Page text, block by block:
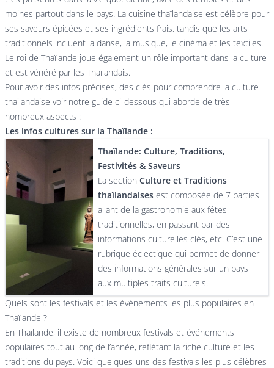
moines partout dans le pays. La cuisine thaïlandaise est célèbre pour
ses saveurs épicées et ses ingrédients frais, tandis que les arts
traditionnels incluent la danse, la musique, le cinéma et les textiles.
Le roi de Thaïlande joue également un rôle important dans la culture
et est vénéré par les Thaïlandais.
Pour avoir des infos précises, des clés pour comprendre la culture
thaïlandaise voir notre guide ci-dessous qui aborde de très
nombreux aspects :
Les infos cultures sur la Thaïlande :
Thaïlande: Culture, Traditions,
Festivités & Saveurs
La sectionCulture et Traditions
thaïlandaises est composée de 7 parties
allant de la gastronomie aux fêtes
traditionnelles, en passant par des
informations culturelles clés, etc. C’est une
rubrique éclectique qui permet de donner
des informations générales sur un pays
aux multiples traits culturels.
Quels sont les festivals et les événements les plus populaires en
Thaïlande ?
En Thaïlande, il existe de nombreux festivals et événements
populaires tout au long de l’année, reflétant la riche culture et les
traditions du pays. Voici quelques-uns des festivals les plus célèbres